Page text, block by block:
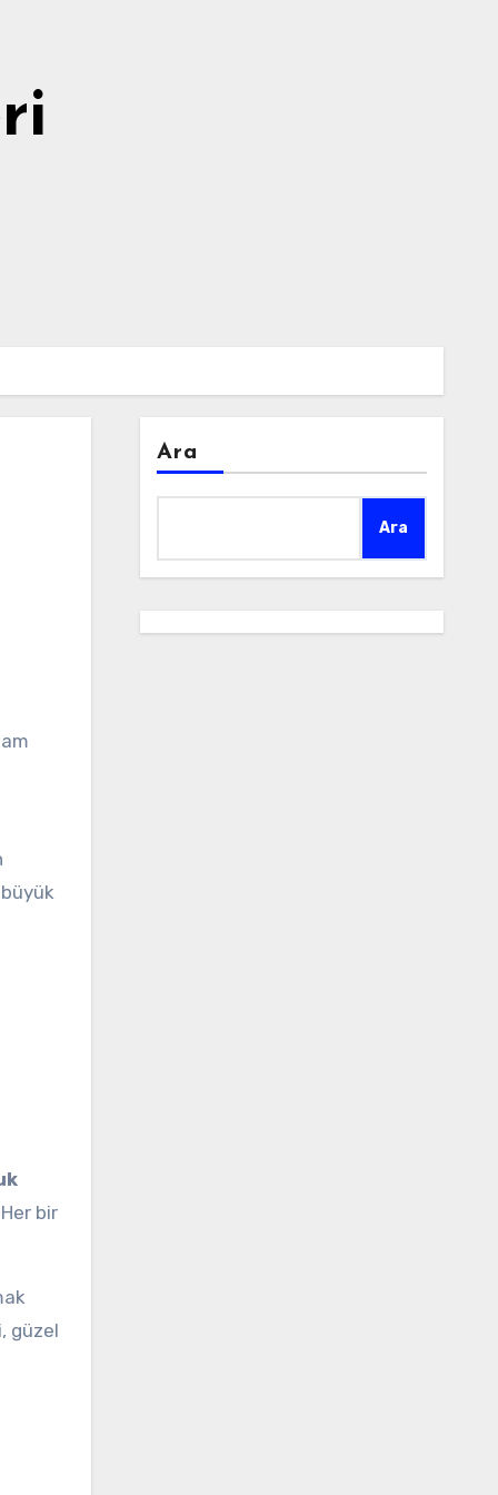
bir
güzel
Ara
Ara